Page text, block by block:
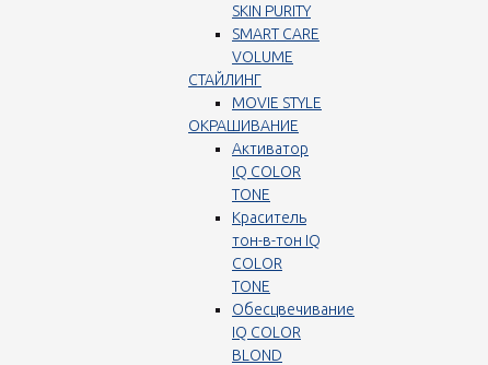
SKIN PURITY
SMART CARE
VOLUME
СТАЙЛИНГ
MOVIE STYLE
ОКРАШИВАНИЕ
Активатор
IQ COLOR
TONE
Краситель
тон-в-тон IQ
COLOR
TONE
Обесцвечивание
IQ COLOR
BLOND